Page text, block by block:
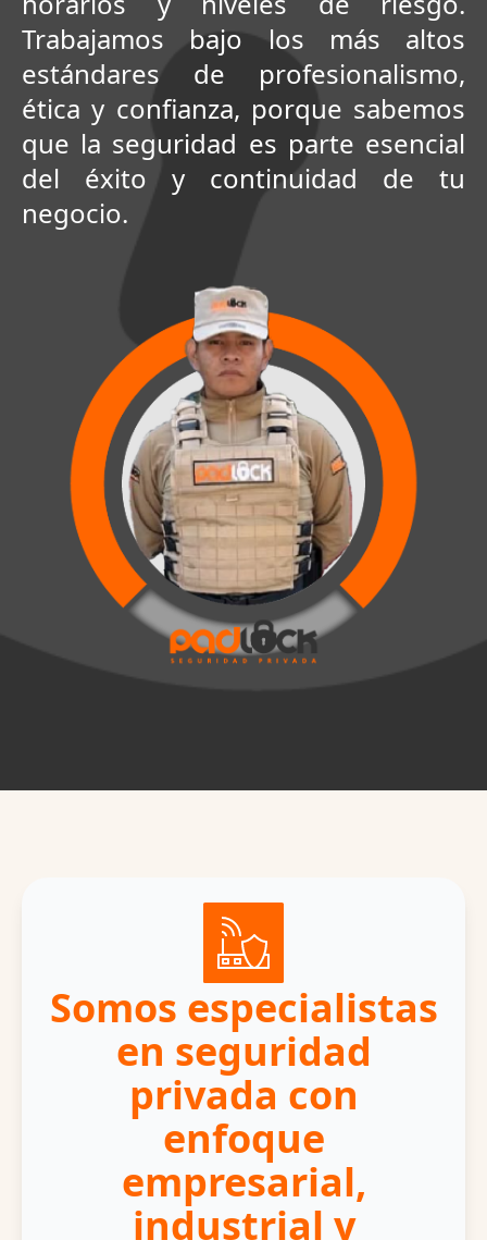
Trabajamos bajo los más altos
estándares de profesionalismo,
ética y confianza, porque sabemos
que la seguridad es parte esencial
del éxito y continuidad de tu
negocio.
Somos especialistas
en seguridad
privada con
enfoque
empresarial,
industrial y